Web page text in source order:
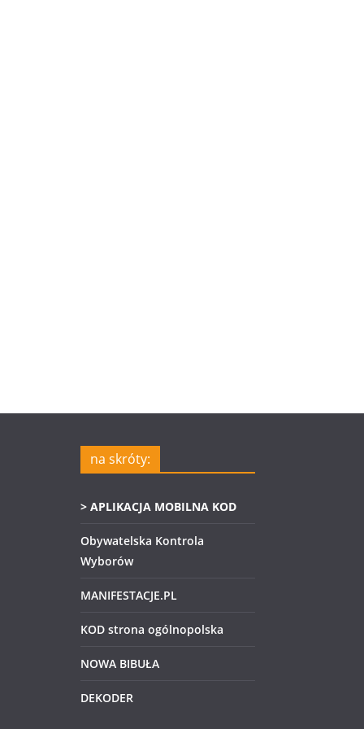
na skróty:
> APLIKACJA MOBILNA KOD
Obywatelska Kontrola
Wyborów
MANIFESTACJE.PL
KOD strona ogólnopolska
NOWA BIBUŁA
DEKODER